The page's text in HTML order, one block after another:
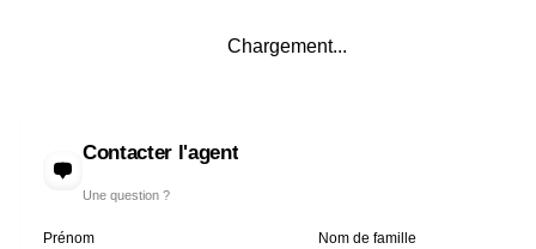
Chargement...
Contacter l'agent
Une question ?
Prénom Nom de famille